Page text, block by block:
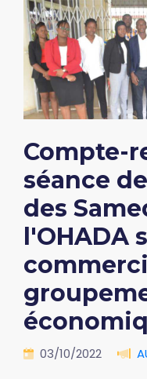
Compte-
séance
des
l'OHADA
03/10/2022